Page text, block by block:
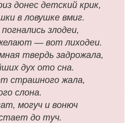
донес детский крик,
в ловушке вмиг.
злодеи,
— вот лиходеи.
твердь задрожала,
дух ото сна.
страшного жала,
слона.
могуч и вонюч
до туч.